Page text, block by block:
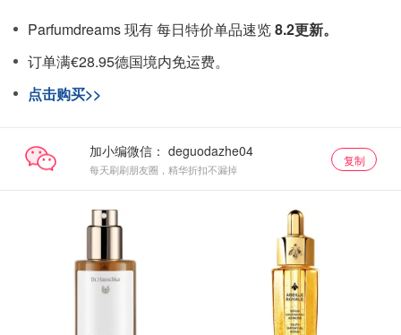
Parfumdreams 现有 每日特价单品速览8.2更新。
订单满€28.95德国境内免运费。
点击购买>>
加小编微信：
每天刷刷朋友圈，精华折扣不漏掉
复制